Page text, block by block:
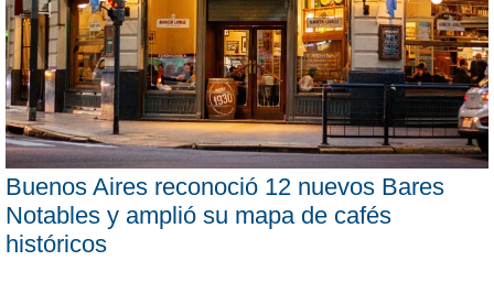
Buenos Aires reconoció 12 nuevos Bares
Notables y amplió su mapa de cafés
históricos